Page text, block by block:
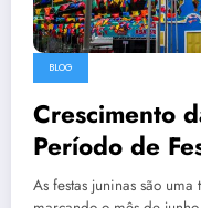
BLOG
Crescimento
Período de
Fenômeno
As festas juninas são